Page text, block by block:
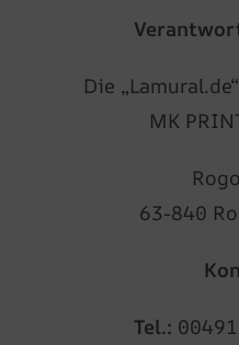
Die
MK
63-840
Tel.: